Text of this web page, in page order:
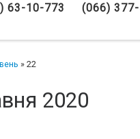
63-10-773 (066)
» 22
2020